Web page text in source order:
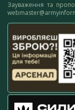
Зауваження та